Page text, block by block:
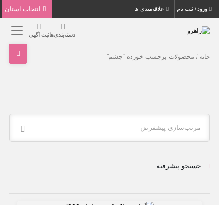
ورود / ثبت نام علاقه‌مندی ها
دسته‌بندی‌هاثبت آگهی
خانه / محصولات برچسب خورده “چشم”
مرتب‌سازی پیشفرض
جستجو پیشرفته